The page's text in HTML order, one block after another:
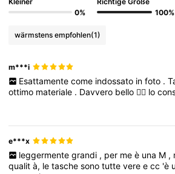
4,76 173K Follower
4,76
4,76
0%
100%
wärmstens empfohlen(1)
m***i
Esattamente come indossato in foto .
ottimo materiale . Davvero bello 👍🏻 lo
e***x
leggermente grandi , per me è una M ,
qualità, letaschesonotuttevereecc 'è